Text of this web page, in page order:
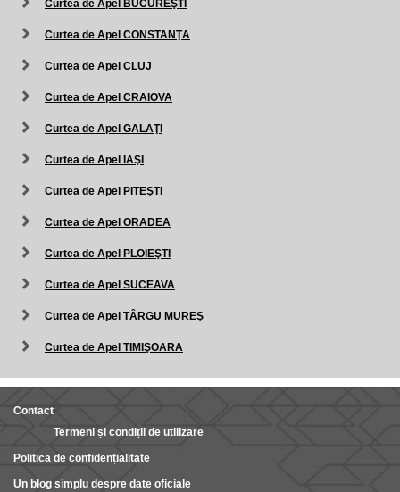
Curtea de Apel BUCUREŞTI
Curtea de Apel CONSTANŢA
Curtea de Apel CLUJ
Curtea de Apel CRAIOVA
Curtea de Apel GALAŢI
Curtea de Apel IAŞI
Curtea de Apel PITEŞTI
Curtea de Apel ORADEA
Curtea de Apel PLOIEŞTI
Curtea de Apel SUCEAVA
Curtea de Apel TÂRGU MUREŞ
Curtea de Apel TIMIŞOARA
Contact
Termeni și condiții de utilizare
Politica de confidențialitate
Un blog simplu despre date oficiale